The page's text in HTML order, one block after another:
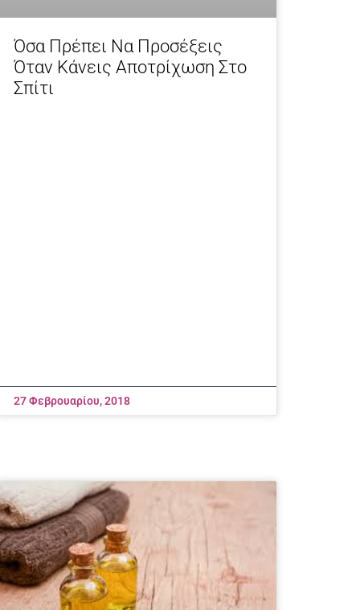
Όσα Πρέπει Να Προσέξεις
Όταν Κάνεις Αποτρίχωση Στο
Σπίτι
27 Φεβρουαρίου, 2018